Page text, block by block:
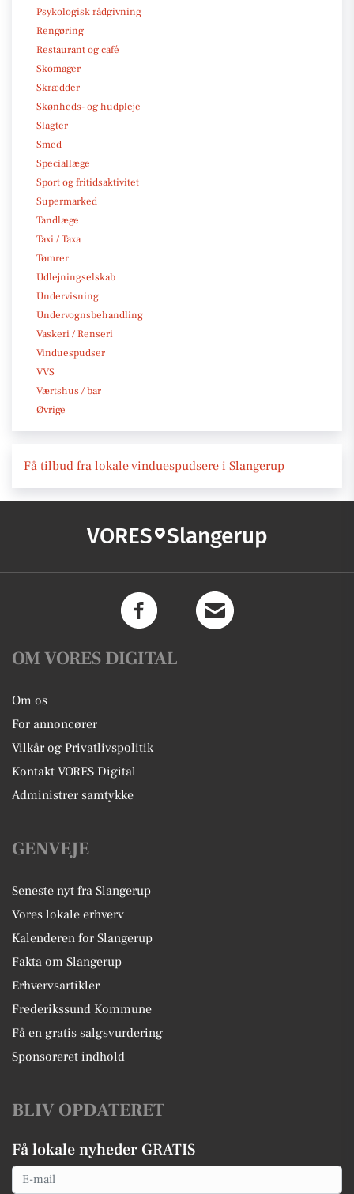
Psykologisk rådgivning
Rengøring
Restaurant og café
Skomager
Skrædder
Skønheds- og hudpleje
Slagter
Smed
Speciallæge
Sport og fritidsaktivitet
Supermarked
Tandlæge
Taxi / Taxa
Tømrer
Udlejningselskab
Undervisning
Undervognsbehandling
Vaskeri / Renseri
Vinduespudser
VVS
Værtshus / bar
Øvrige
Få tilbud fra lokale vinduespudsere i Slangerup
VORES Slangerup
OM VORES DIGITAL
Om os
For annoncører
Vilkår og Privatlivspolitik
Kontakt VORES Digital
Administrer samtykke
GENVEJE
Seneste nyt fra Slangerup
Vores lokale erhverv
Kalenderen for Slangerup
Fakta om Slangerup
Erhvervsartikler
Frederikssund Kommune
Få en gratis salgsvurdering
Sponsoreret indhold
BLIV OPDATERET
Få lokale nyheder GRATIS
Email